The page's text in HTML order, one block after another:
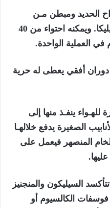
الحديد ومبطن مـن
الـداخل بطبقة من طول السيليكا. ويمكنه احتواء من 40
أفقي يعطى له حرية
ينفـذ منها إلى
الصغيرة يدفع خلالهـا
المنصهر فيعمل على
السيليكون والمنجنيز
الكالسيوم أو